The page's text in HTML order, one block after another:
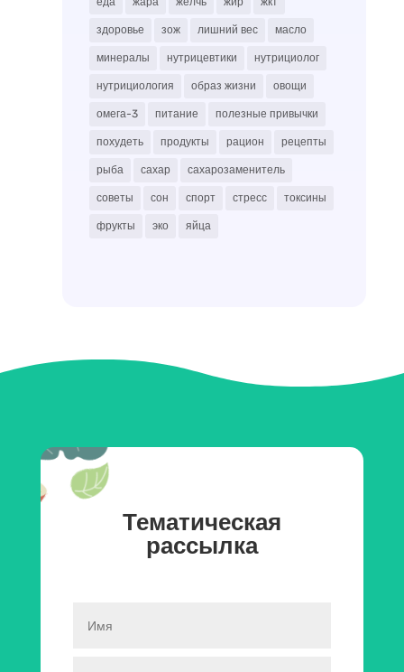
здоровье зож лишний вес масло
минералы нутрицевтики нутрициолог
нутрициология образ жизни овощи
омега-3 питание полезные привычки
похудеть продукты рацион рецепты
рыба сахар сахарозаменитель
советы сон спорт стресс токсины
фрукты эко яйца
Тематическая
рассылка